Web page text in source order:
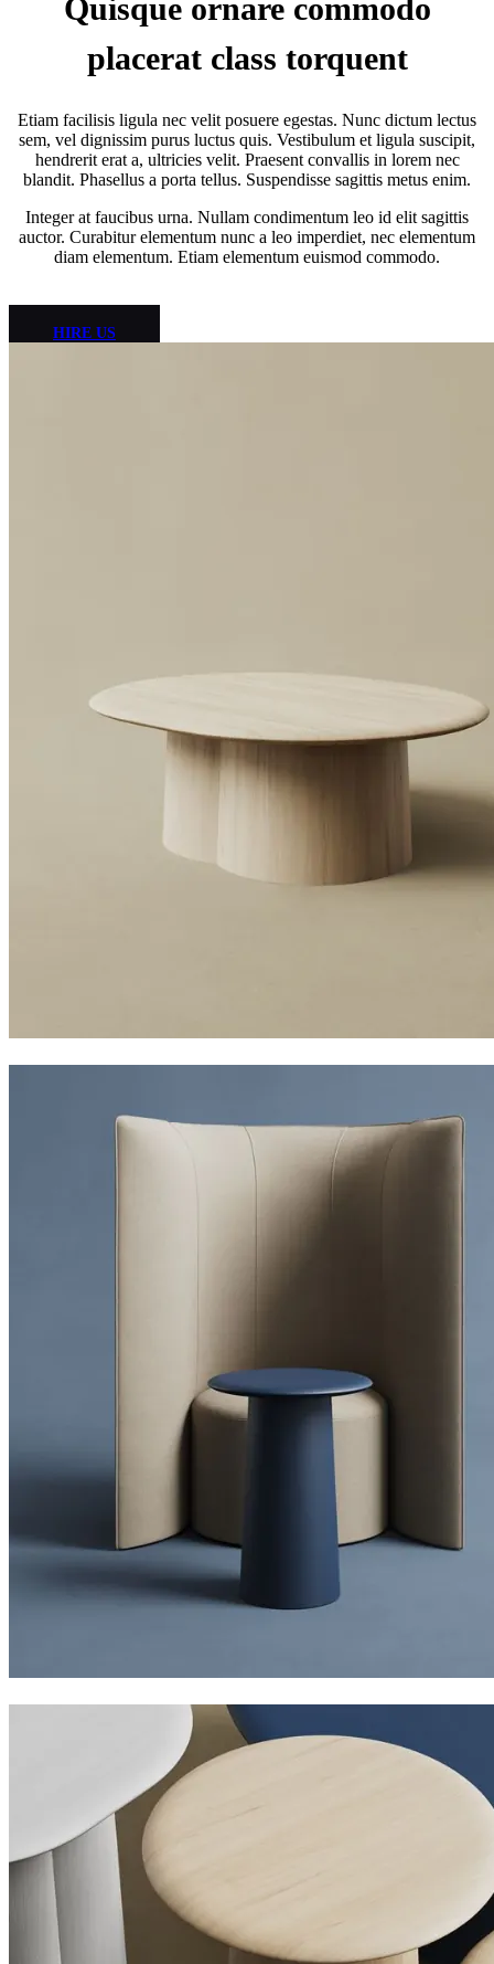
Quisque ornare commodo
placerat class torquent
Etiam facilisis ligula nec velit posuere egestas. Nunc dictum lectus
sem, vel dignissim purus luctus quis. Vestibulum et ligula suscipit,
hendrerit erat a, ultricies velit. Praesent convallis in lorem nec
blandit. Phasellus a porta tellus. Suspendisse sagittis metus enim.
Integer at faucibus urna. Nullam condimentum leo id elit sagittis
auctor. Curabitur elementum nunc a leo imperdiet, nec elementum
diam elementum. Etiam elementum euismod commodo.
HIRE US